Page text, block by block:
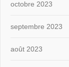
octobre 2023
septembre 2023
août 2023